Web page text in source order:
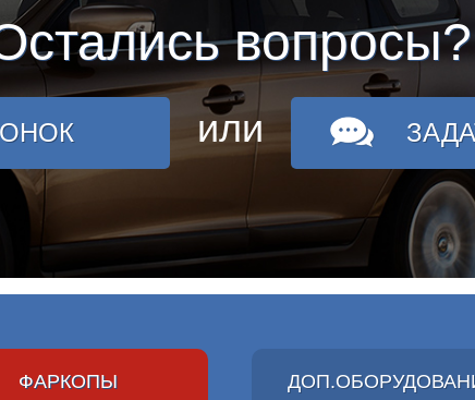
вопросы?
или
ФАРКОПЫ